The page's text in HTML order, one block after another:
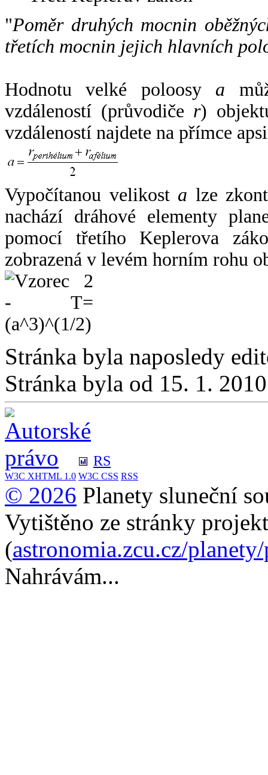
"Poměr druhých mocnin
třetích mocnin jejich hlavních
Hodnotu velké poloosy a
vzdáleností (průvodiče r)
vzdáleností najdete na přímce
Vypočítanou velikost a lze
nachází dráhové elementy
pomocí třetího Keplerova
zobrazená v levém horním rohu
Stránka byla naposledy
Stránka byla od 15. 1.
RS
W3C XHTML 1.0 W3C CSS RSS
© 2026 Planety sluneční
Vytištěno ze stránky
(astronomia.zcu.cz/
Nahrávám...